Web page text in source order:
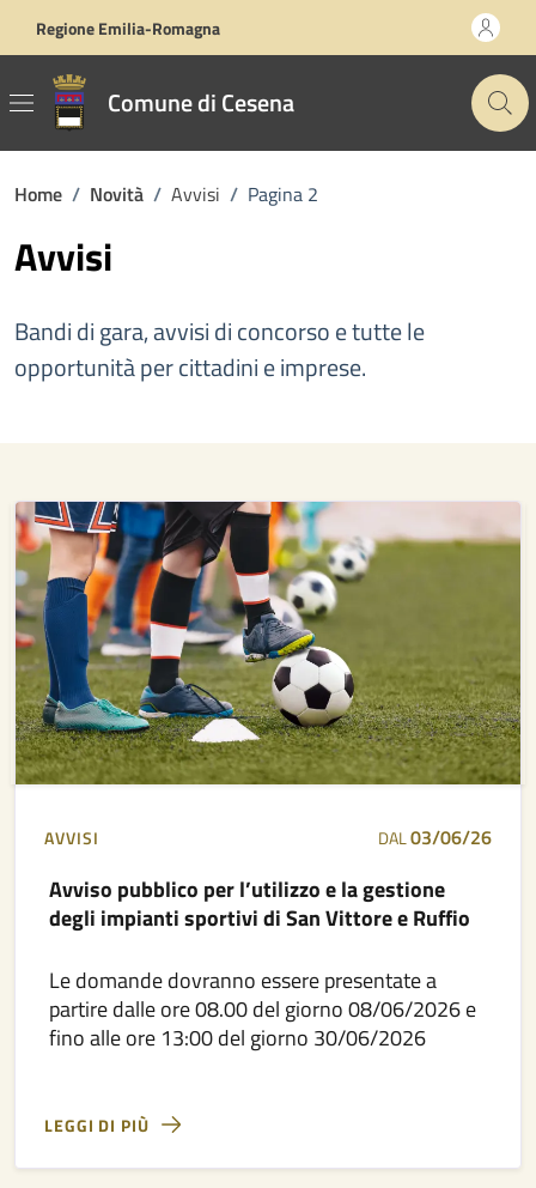
Regione Emilia-Romagna
Comune di Cesena
Home / Novità / Avvisi / Pagina 2
Avvisi
Bandi di gara, avvisi di concorso e tutte le
opportunità per cittadini e imprese.
AVVISI DAL03/06/26
Avviso pubblico per l’utilizzo e la gestione
degli impianti sportivi di San Vittore e Ruffio
Le domande dovranno essere presentate a
partire dalle ore 08.00 del giorno 08/06/2026 e
fino alle ore 13:00 del giorno 30/06/2026
LEGGI DI PIÙ